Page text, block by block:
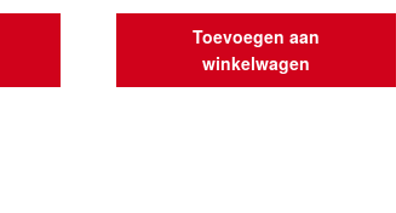
Toevoegen aan
winkelwagen